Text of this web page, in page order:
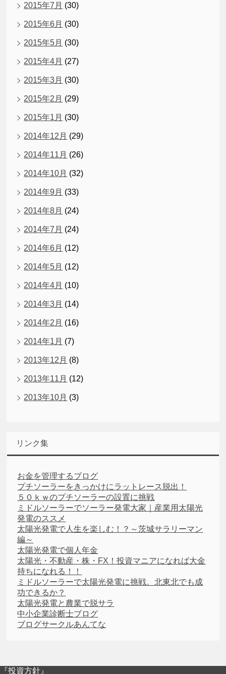
2015年7月 (30)
2015年6月 (30)
2015年5月 (30)
2015年4月 (27)
2015年3月 (30)
2015年2月 (29)
2015年1月 (30)
2014年12月 (29)
2014年11月 (26)
2014年10月 (32)
2014年9月 (33)
2014年8月 (24)
2014年7月 (24)
2014年6月 (12)
2014年5月 (12)
2014年4月 (10)
2014年3月 (14)
2014年2月 (16)
2014年1月 (7)
2013年12月 (8)
2013年11月 (12)
2013年10月 (3)
リンク集
お金を管理するブログ
プチソーラーをきっかけにラットレース脱出！
５０ｋｗのプチソーラーの設置に挑戦
ミドルソーラーでソーラー発電大家｜産業用太陽光
発電のススメ
太陽光発電で人生を楽しむ！？～茨城サラリーマン
編～
太陽光発電で個人年金
太陽光・不動産・株・FX！投資マニアになれば大金
持ちになれる！！
ミドルソーラーで太陽光発電に挑戦。北東北でも成
功できるか？
太陽光発電と農業で脱サラ
中小企業診断士ブログ
ブログサークルあんてな
『投資方針』